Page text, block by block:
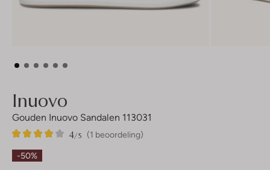
Inuovo
Gouden Inuovo Sandalen 113031
(1 beoordeling)
4/5
1
4
Sterren
-50%